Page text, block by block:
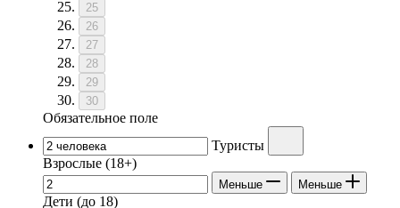
25
26
27
28
29
30
Обязательное поле
Туристы
Взрослые (18+)
Меньше Меньше
Дети (до 18)